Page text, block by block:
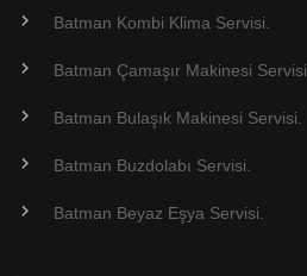
Batman Kombi Klima Servisi.
Batman Çamaşır Makinesi Servisi.
Batman Bulaşık Makinesi Servisi.
Batman Buzdolabı Servisi.
Batman Beyaz Eşya Servisi.